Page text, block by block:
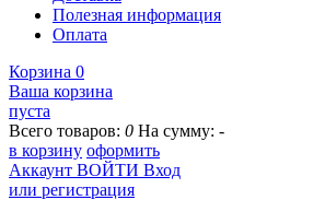
Полезная информация
Оплата
Корзина 0
Ваша корзина
пуста
Всего товаров: 0 На сумму: -
в корзину оформить
Аккаунт ВОЙТИ Вход
или регистрация